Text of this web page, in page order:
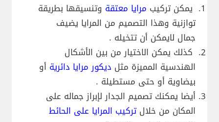
يمكن تركيب مرايا معتقة وتنسيقها بطريقة
توازنية وهذا التصميم من المرايا يضيف
جمال لايمكن أن تتخيله .
كذلك يمكن الاختيار من بين الأشكال
الهندسية المميزة مثل ديكور مرايا دائرية أو
بيضاوية أو حتى مستطيلة .
أيضا يمكنك تصميم الجدار لإبراز جماله على
المكان من خلالتركيب المرايا على الحائط